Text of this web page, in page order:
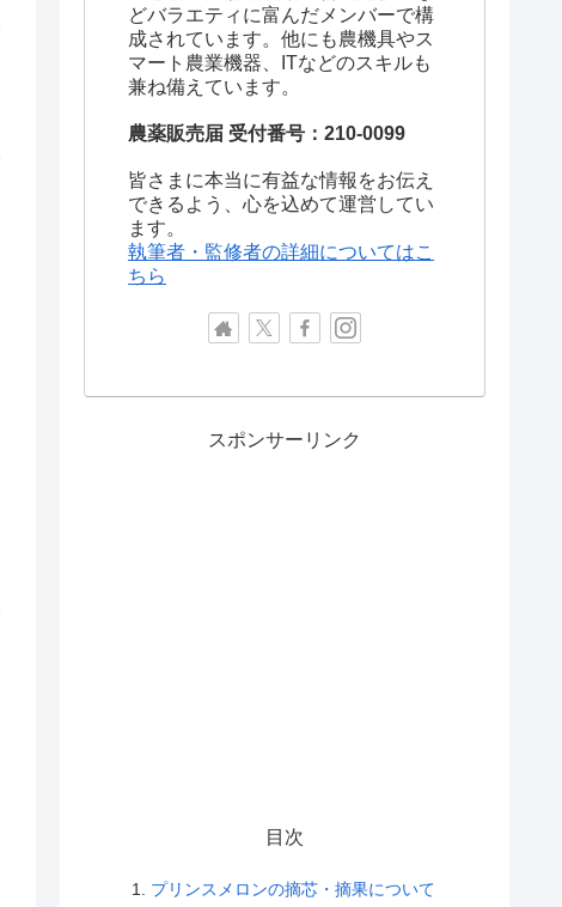
どバラエティに富んだメンバーで構
成されています。他にも農機具やス
マート農業機器、ITなどのスキルも
兼ね備えています。
農薬販売届 受付番号：210-0099
皆さまに本当に有益な情報をお伝え
できるよう、心を込めて運営してい
ます。
執筆者・監修者の詳細についてはこ
ちら
スポンサーリンク
目次
プリンスメロンの摘芯・摘果について